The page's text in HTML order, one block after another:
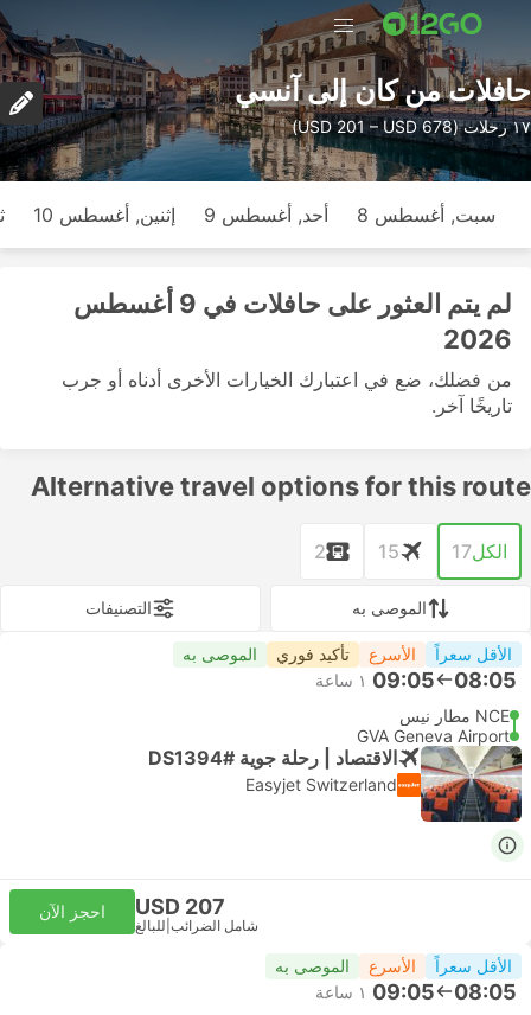
حافلات من كان إلى آنسي
١٧ رحلات (USD 201 – USD 678)
سبت, أغسطس 8 أحد, أغسطس 9 إثنين, أغسطس 10
لم يتم العثور على حافلات في 9 أغسطس
2026
من فضلك، ضع في اعتبارك الخيارات الأخرى أدناه أو جرب
تاريخًا آخر.
Alternative travel options for this route
الكل17
15
2
الموصى به التصنيفات
الأقل سعراً الأسرع تأكيد فوري الموصى به
08:05
09:05 ١ ساعة
NCE مطار نيس
GVA Geneva Airport
الاقتصاد | رحلة جوية #DS1394
Easyjet Switzerland
USD 207
شامل الضرائب للبالغ
احجز الآن
الأقل سعراً الأسرع الموصى به
08:05
09:05 ١ ساعة